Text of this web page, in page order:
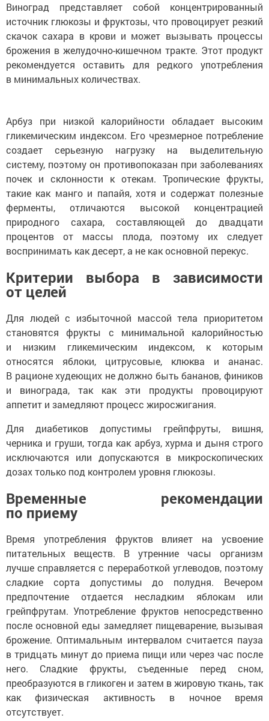
Виноград представляет собой концентрированный
источник глюкозы и фруктозы, что провоцирует резкий
скачок сахара в крови и может вызывать процессы
брожения в желудочно-кишечном тракте. Этот продукт
рекомендуется оставить для редкого употребления
в минимальных количествах.
Арбуз при низкой калорийности обладает высоким
гликемическим индексом. Его чрезмерное потребление
создает серьезную нагрузку на выделительную
систему, поэтому он противопоказан при заболеваниях
почек и склонности к отекам. Тропические фрукты,
такие как манго и папайя, хотя и содержат полезные
ферменты, отличаются высокой концентрацией
природного сахара, составляющей до двадцати
процентов от массы плода, поэтому их следует
воспринимать как десерт, а не как основной перекус.
Критерии выбора в зависимости
от целей
Для людей с избыточной массой тела приоритетом
становятся фрукты с минимальной калорийностью
и низким гликемическим индексом, к которым
относятся яблоки, цитрусовые, клюква и ананас.
В рационе худеющих не должно быть бананов, фиников
и винограда, так как эти продукты провоцируют
аппетит и замедляют процесс жиросжигания.
Для диабетиков допустимы грейпфруты, вишня,
черника и груши, тогда как арбуз, хурма и дыня строго
исключаются или допускаются в микроскопических
дозах только под контролем уровня глюкозы.
Временные рекомендации
по приему
Время употребления фруктов влияет на усвоение
питательных веществ. В утренние часы организм
лучше справляется с переработкой углеводов, поэтому
сладкие сорта допустимы до полудня. Вечером
предпочтение отдается несладким яблокам или
грейпфрутам. Употребление фруктов непосредственно
после основной еды замедляет пищеварение, вызывая
брожение. Оптимальным интервалом считается пауза
в тридцать минут до приема пищи или через час после
него. Сладкие фрукты, съеденные перед сном,
преобразуются в гликоген и затем в жировую ткань, так
как физическая активность в ночное время
отсутствует.